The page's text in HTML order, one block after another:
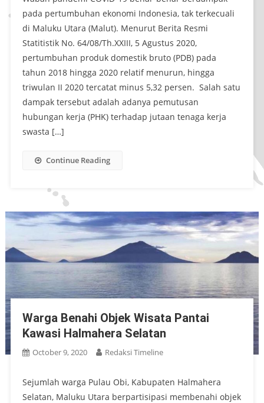
pada pertumbuhan ekonomi Indonesia, tak terkecuali
di Maluku Utara (Malut). Menurut Berita Resmi
Statitistik No. 64/08/Th.XXIII, 5 Agustus 2020,
pertumbuhan produk domestik bruto (PDB) pada
tahun 2018 hingga 2020 relatif menurun, hingga
triwulan II 2020 tercatat minus 5,32 persen. Salah satu
dampak tersebut adalah adanya pemutusan
hubungan kerja (PHK) terhadap jutaan tenaga kerja
swasta […]
Continue Reading
Warga Benahi Objek Wisata Pantai
Kawasi Halmahera Selatan
October 9, 2020 Redaksi Timeline
Sejumlah warga Pulau Obi, Kabupaten Halmahera
Selatan, Maluku Utara berpartisipasi membenahi objek